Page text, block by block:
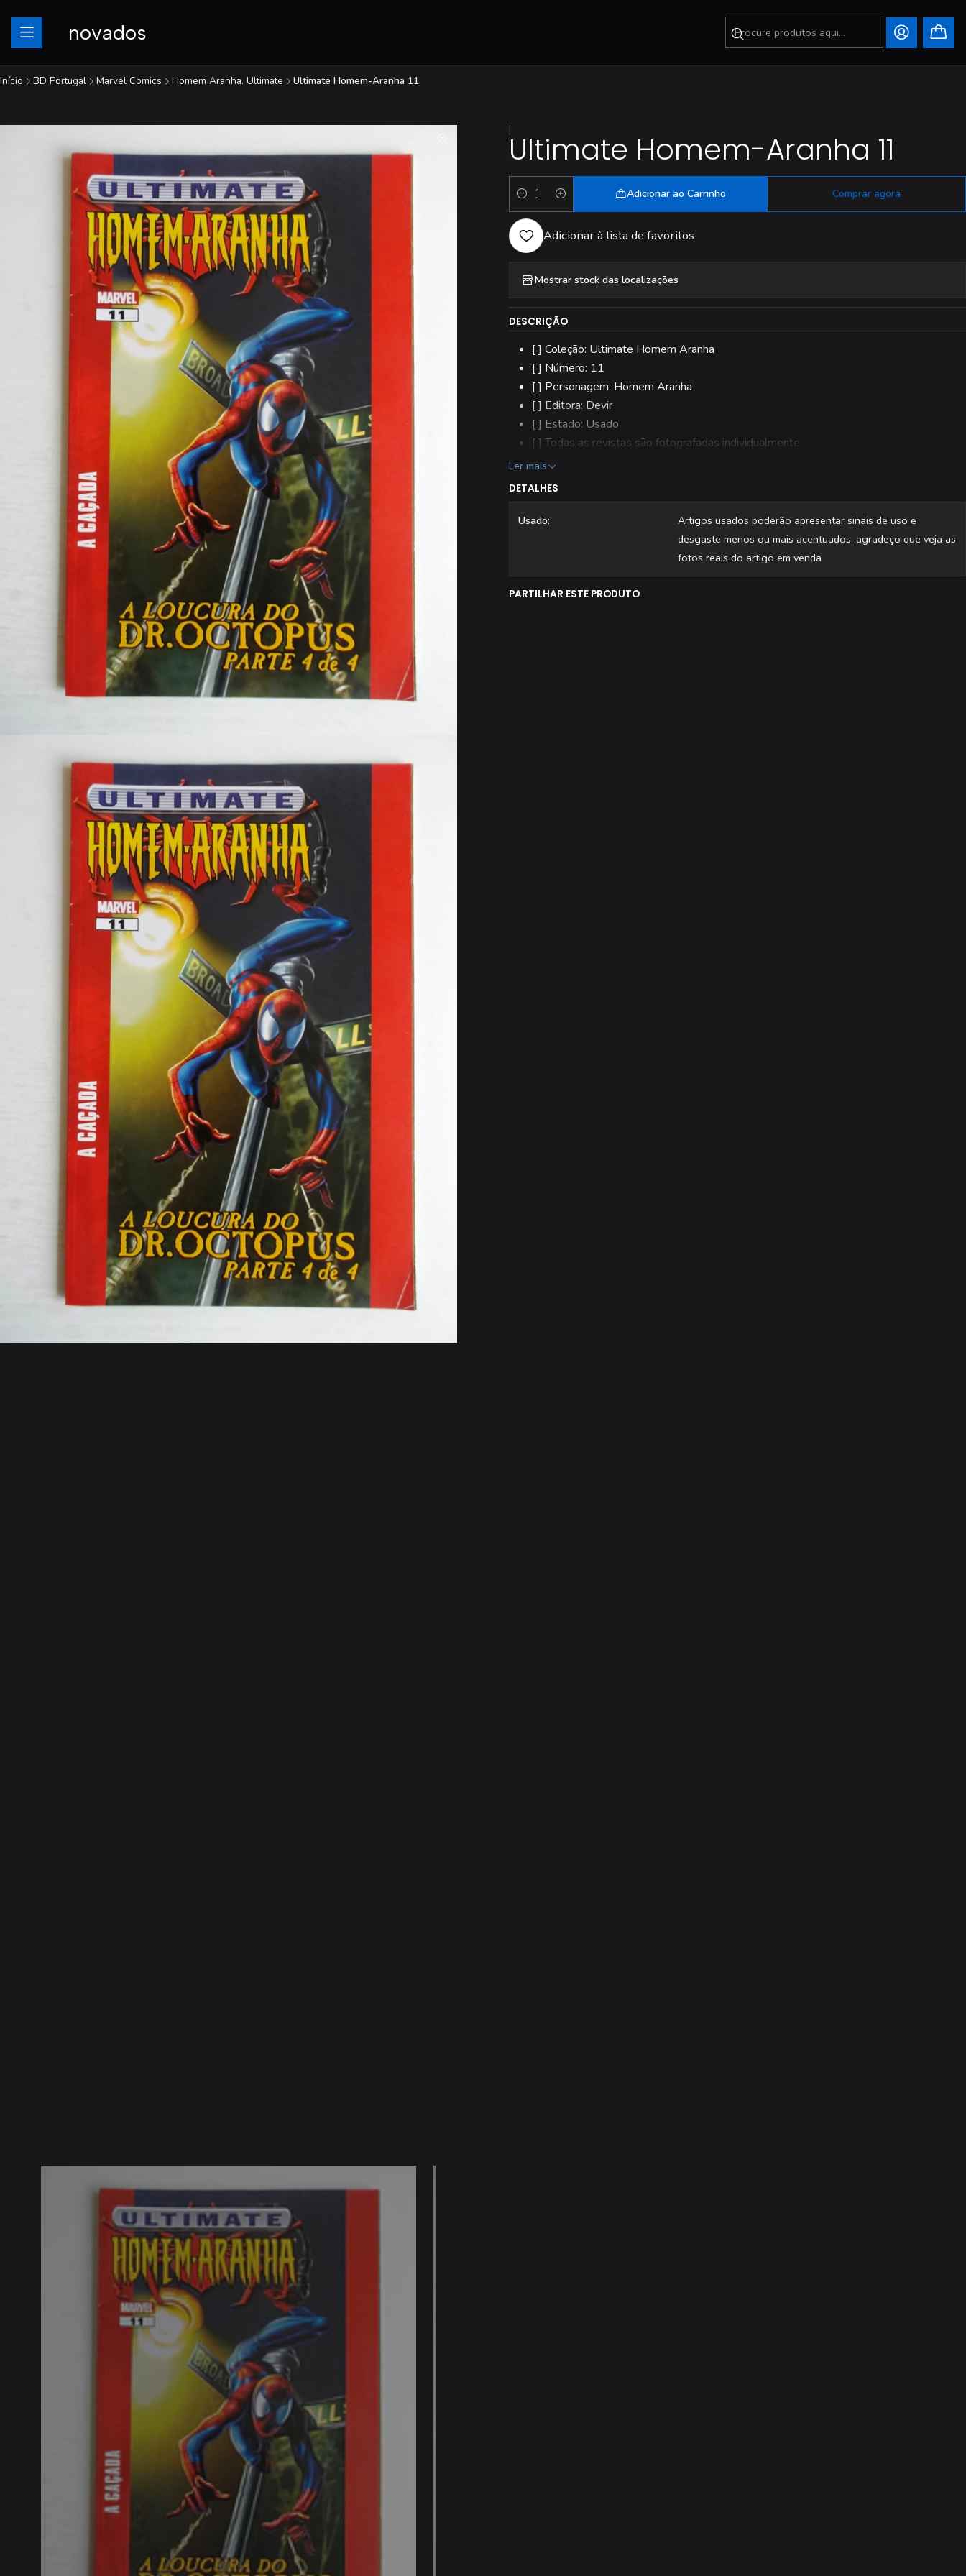
novados
Início BD Portugal Marvel Comics Homem Aranha. Ultimate Ultimate Homem-Aranha 11
|Ultimate Homem-Aranha 11
Quantidade
Adicionar ao Carrinho Comprar agora
Adicionar à lista de favoritos
Mostrar stock das localizações
DESCRIÇÃO
[ ] Coleção: Ultimate Homem Aranha
[ ] Número: 11
[ ] Personagem: Homem Aranha
[ ] Editora: Devir
[ ] Estado: Usado
[ ] Todas as revistas são fotografadas individualmente.
Ler mais
DETALHES
Usado:
Artigos usados poderão apresentar sinais de uso e
desgaste menos ou mais acentuados, agradeço que veja as
fotos reais do artigo em venda
PARTILHAR ESTE PRODUTO